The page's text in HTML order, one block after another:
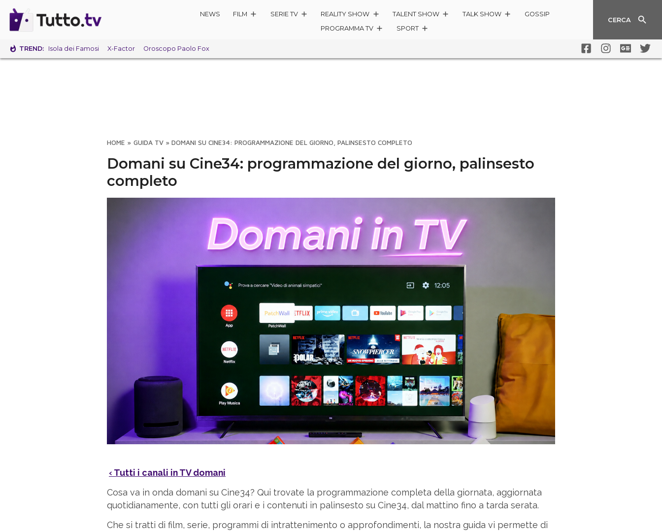
NEWS FILM SERIE TV REALITY SHOW TALENT SHOW TALK SHOW
GOSSIP
PROGRAMMA TV
SPORT
CERCA
TREND: Isola dei Famosi X-Factor Oroscopo Paolo Fox
HOME » GUIDA TV » DOMANI SU CINE34: PROGRAMMAZIONE DEL GIORNO, PALINSESTO COMPLETO
Domani su Cine34: programmazione del giorno, palinsesto
completo
‹ Tutti i canali in TV domani
Cosa va in onda domani su Cine34? Qui trovate la programmazione completa della giornata, aggiornata
quotidianamente, con tutti gli orari e i contenuti in palinsesto su Cine34, dal mattino fino a tarda serata.
Che si tratti di film, serie, programmi di intrattenimento o approfondimenti, la nostra guida vi permette di